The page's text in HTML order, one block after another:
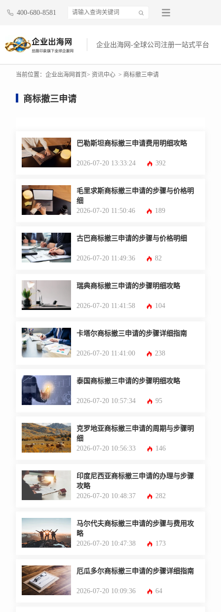
400-680-8581
企业出海网-全球公司注册一站式平台
当前位置：企业出海网首页> 资讯中心 > 商标撤三申请
商标撤三申请
巴勒斯坦商标撤三申请费用明细攻略
2026-07-20 13:33:24 392
毛里求斯商标撤三申请的步骤与价格明
细
2026-07-20 11:50:46 189
古巴商标撤三申请的步骤与价格明细
2026-07-20 11:49:36 82
瑞典商标撤三申请的步骤明细攻略
2026-07-20 11:41:58 104
卡塔尔商标撤三申请的步骤详细指南
2026-07-20 11:41:00 238
泰国商标撤三申请的步骤明细攻略
2026-07-20 10:57:34 95
克罗地亚商标撤三申请的周期与步骤明
细
2026-07-20 10:56:33 146
印度尼西亚商标撤三申请的办理与步骤
攻略
2026-07-20 10:48:37 282
马尔代夫商标撤三申请的步骤与费用攻
略
2026-07-20 10:47:38 173
厄瓜多尔商标撤三申请的步骤详细指南
2026-07-20 10:09:36 64